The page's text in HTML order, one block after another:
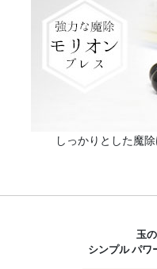
しっかりとした魔
玉
シンプル パワ